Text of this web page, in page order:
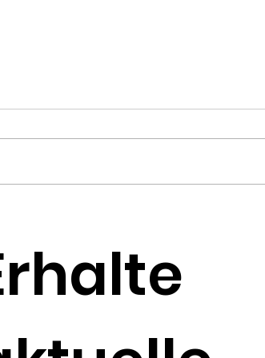
Protatakrebs